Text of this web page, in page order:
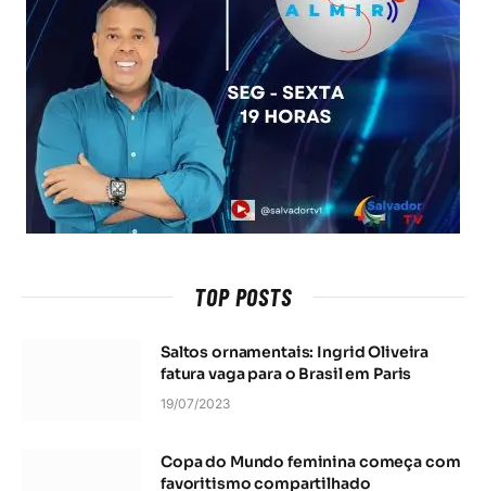
TOP POSTS
Saltos ornamentais: Ingrid Oliveira
fatura vaga para o Brasil em Paris
19/07/2023
Copa do Mundo feminina começa com
favoritismo compartilhado